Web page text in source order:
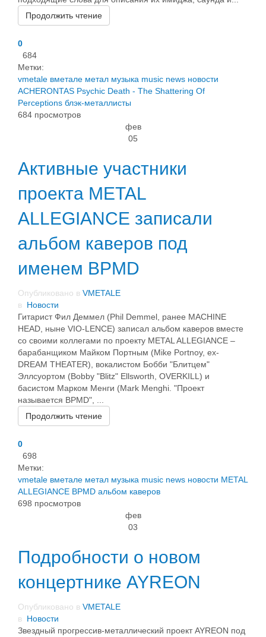
Продолжить чтение
0
684
Метки:
vmetale вметале метал музыка music news новости
ACHERONTAS Psychic Death - The Shattering Of
Perceptions блэк-металлисты
684 просмотров
фев
05
Активные участники
проекта METAL
ALLEGIANCE записали
альбом каверов под
именем BPMD
Опубликовано в VMETALE
в Новости
Гитарист Фил Деммел (Phil Demmel, ранее MACHINE
HEAD, ныне VIO-LENCE) записал альбом каверов вместе
со своими коллегами по проекту METAL ALLEGIANCE –
барабанщиком Майком Портным (Mike Portnoy, ex-
DREAM THEATER), вокалистом Бобби "Блитцем"
Эллсуортом (Bobby "Blitz" Ellsworth, OVERKILL) и
басистом Марком Менги (Mark Menghi. "Проект
называется BPMD", ...
Продолжить чтение
0
698
Метки:
vmetale вметале метал музыка music news новости METAL
ALLEGIANCE BPMD альбом каверов
698 просмотров
фев
03
Подробности о новом
концертнике AYREON
Опубликовано в VMETALE
в Новости
Звездный прогрессив-металлический проект AYREON под